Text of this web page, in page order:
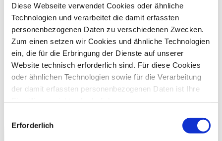
Diese Webseite verwendet Cookies oder ähnliche
Technologien und verarbeitet die damit erfassten
personenbezogenen Daten zu verschiedenen Zwecken.
Zum einen setzen wir Cookies und ähnliche Technologien
ein, die für die Erbringung der Dienste auf unserer
Website technisch erforderlich sind. Für diese Cookies
oder ähnlichen Technologien sowie für die Verarbeitung
der damit erfassten personenbezogenen Daten ist Ihre
mit Ihrer ausdrücklichen Einwilligung einsetzen und die
Erforderlich